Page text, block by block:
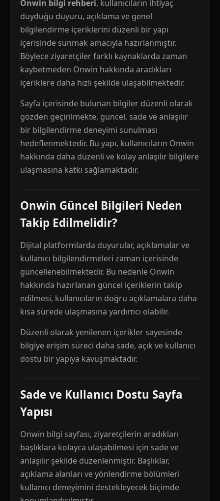
Onwin bilgi rehberi, kullanıcıların ihtiyaç
duyduğu duyuru, açıklama ve genel
bilgilendirme içeriklerini düzenli bir yapı
içerisinde sunmak amacıyla hazırlanmıştır.
Böylece ziyaretçiler farklı kaynaklarda zaman
kaybetmeden Onwin hakkında aradıkları
içeriklere daha hızlı şekilde ulaşabilmektedir.
Sayfa içerisinde bulunan bilgiler düzenli olarak
gözden geçirilmekte, güncel, sade ve anlaşılır
bir bilgilendirme deneyimi sunulması
hedeflenmektedir. Bu yapı, kullanıcıların Onwin
hakkında daha düzenli ve kolay anlaşılır bilgilere
ulaşmasına katkı sağlamaktadır.
Onwin Güncel Bilgileri Neden
Takip Edilmelidir?
Dijital platformlarda duyurular, açıklamalar ve
kullanıcı bilgilendirmeleri zaman içerisinde
güncellenebilmektedir. Bu nedenle Onwin
hakkında hazırlanan güncel içeriklerin takip
edilmesi, kullanıcıların doğru açıklamalara daha
kısa sürede ulaşmasına yardımcı olabilir.
Düzenli olarak yenilenen içerikler sayesinde
bilgiye erişim süreci daha sade, açık ve kullanıcı
dostu bir yapıya kavuşmaktadır.
Sade ve Kullanıcı Dostu Sayfa
Yapısı
Onwin bilgi sayfası, ziyaretçilerin aradıkları
başlıklara kolayca ulaşabilmesi için sade ve
anlaşılır şekilde düzenlenmiştir. Başlıklar,
açıklama alanları ve yönlendirme bölümleri
kullanıcı deneyimini destekleyecek biçimde